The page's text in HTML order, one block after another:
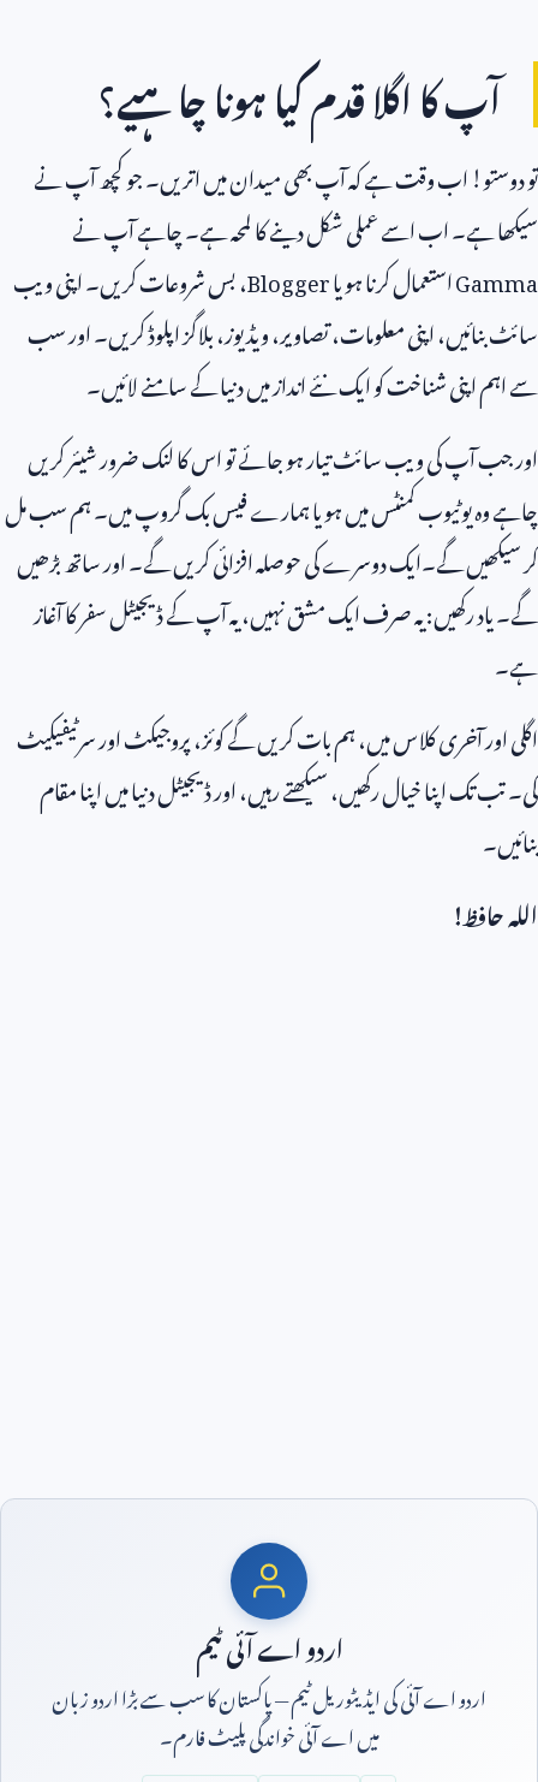
آپ کا اگلا قدم کیا ہونا چاہیے؟
تو دوستو! اب وقت ہے کہ آپ بھی میدان میں اتریں۔ جو کچھ آپ نے
سیکھا ہے۔ اب اسے عملی شکل دینے کا لمحہ ہے۔ چاہے آپ نے
Gammaاستعمال کرنا ہو یاBlogger، بس شروعات کریں۔ اپنی ویب
سائٹ بنائیں، اپنی معلومات، تصاویر، ویڈیوز، بلاگز اپلوڈ کریں۔ اور سب
سے اہم اپنی شناخت کو ایک نئے انداز میں دنیا کے سامنے لائیں۔
اور جب آپ کی ویب سائٹ تیار ہو جائے تو اس کا لنک ضرور شیئر کریں
چاہے وہ یوٹیوب کمنٹس میں ہو یا ہمارے فیس بک گروپ میں۔ ہم سب مل
کر سیکھیں گے۔ایک دوسرے کی حوصلہ افزائی کریں گے۔ اور ساتھ بڑھیں
گے۔ یاد رکھیں: یہ صرف ایک مشق نہیں، یہ آپ کے ڈیجیٹل سفر کا آغاز
ہے۔
اگلی اور آخری کلاس میں، ہم بات کریں گے کوئز، پروجیکٹ اور سرٹیفیکیٹ
کی۔ تب تک اپنا خیال رکھیں، سیکھتے رہیں، اور ڈیجیٹل دنیا میں اپنا مقام
بنائیں۔
اللہ حافظ!
اردو اے آئی ٹیم
اردو اے آئی کی ایڈیٹوریل ٹیم — پاکستان کا سب سے بڑا اردو زبان
میں اے آئی خواندگی پلیٹ فارم۔